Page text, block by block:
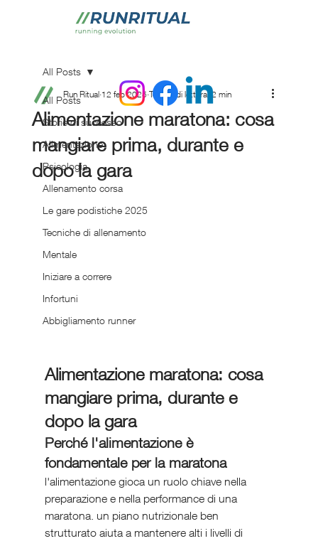
All Posts
Storie di successo
Alimentazione
Psicologia
Allenamento corsa
Le gare podistiche 2025
Tecniche di allenamento
Mentale
Iniziare a correre
Infortuni
Abbigliamento runner
All Posts
Alimentazione maratona: cosa
mangiare prima, durante e
dopo la gara
Run Ritual 12 feb 2025 Tempo di lettura: 2 min
Alimentazione maratona: cosa
mangiare prima, durante e
dopo la gara
Perché l'alimentazione è
fondamentale per la maratona
l'alimentazione gioca un ruolo chiave nella
preparazione e nella performance di una
maratona. un piano nutrizionale ben
strutturato aiuta a mantenere alti i livelli di